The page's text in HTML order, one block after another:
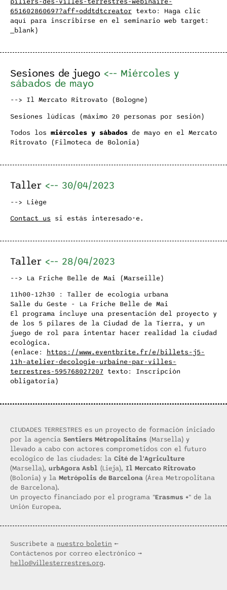
651602860697?aff=oddtdtcreator texto: Haga clic
aquí para inscribirse en el seminario web target:
_blank)
Sesiones de juego <-- Miércoles y
sábados de mayo
--> Il Mercato Ritrovato (Bologne)
Sesiones lúdicas (máximo 20 personas por sesión)
Todos los miércoles y sábados de mayo en el Mercato
Ritrovato (Filmoteca de Bolonia)
Taller <-- 30/04/2023
--> Liège
Contact us si estás interesado⋅e.
Taller <-- 28/04/2023
--> La Friche Belle de Mai (Marseille)
11h00-12h30 : Taller de ecología urbana
Salle du Geste - La Friche Belle de Mai
El programa incluye una presentación del proyecto y
de los 5 pilares de la Ciudad de la Tierra, y un
juego de rol para intentar hacer realidad la ciudad
ecológica.
(enlace: https://www.eventbrite.fr/e/billets-j5-
11h-atelier-decologie-urbaine-par-villes-
terrestres-595768027207 texto: Inscripción
obligatoria)
CIUDADES TERRESTRES es un proyecto de formación iniciado
por la agencia Sentiers Métropolitains (Marsella) y
llevado a cabo con actores comprometidos con el futuro
ecológico de las ciudades: la Cité de l'Agriculture
(Marsella), urbAgora Asbl (Lieja), Il Mercato Ritrovato
(Bolonia) y la Metrópolis de Barcelona (Área Metropolitana
de Barcelona).
Un proyecto financiado por el programa "Erasmus +" de la
Unión Europea.
Suscríbete a nuestro boletín ←
Contáctenos por correo electrónico →
hello@villesterrestres.org.